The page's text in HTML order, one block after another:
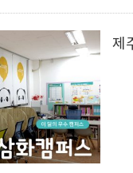
제